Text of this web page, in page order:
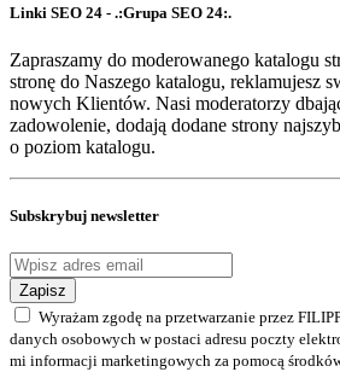
Linki SEO 24 - .:Grupa SEO 24:.
Zapraszamy do moderowanego katalogu
stronę do Naszego katalogu, reklamujesz
nowych Klientów. Nasi moderatorzy
zadowolenie, dodają dodane strony
o poziom katalogu.
Subskrybuj newsletter
Zapisz
Wyrażam zgodę na przetwarzanie przez
danych osobowych w postaci adresu poczty
mi informacji marketingowych za pomocą